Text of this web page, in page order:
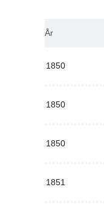
År
1850
1850
1850
1851